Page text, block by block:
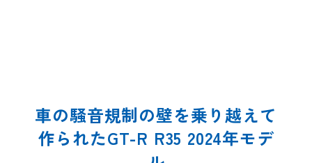
車の騒音規制の壁を乗り越えて
作られたGT-R R35 2024年モデ